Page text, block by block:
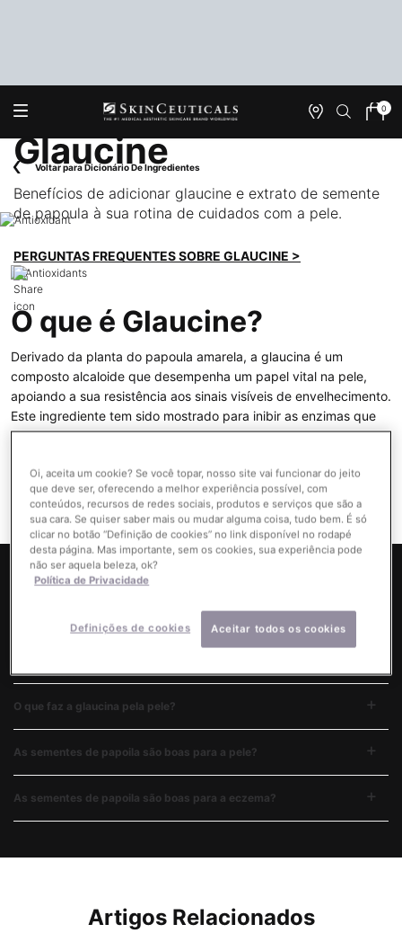
Onde
Meu
0
0
Main content
Voltar para Dicionário De Ingredientes
Glaucine
Benefícios de adicionar glaucine e extrato de semente
de papoula à sua rotina de cuidados com a pele.
PERGUNTAS FREQUENTES SOBRE GLAUCINE >
O que é Glaucine?
Derivado da planta do papoula amarela, a glaucina é um
composto alcaloide que desempenha um papel vital na pele,
apoiando a sua resistência aos sinais visíveis de envelhecimento.
Este ingrediente tem sido mostrado para inibir as enzimas que
comprometem as proteínas de suporte responsáveis por uma
Respostas às suas dúvidas mais frequentes sobre
Glaucine.
O que faz a glaucina pela pele?
As sementes de papoila são boas para a pele?
As sementes de papoila são boas para a eczema?
Artigos Relacionados
Oi, aceita um cookie? Se você topar, nosso site vai funcionar do jeito
que deve ser, oferecendo a melhor experiência possível, com
conteúdos, recursos de redes sociais, produtos e serviços que são a
sua cara. Se quiser saber mais ou mudar alguma coisa, tudo bem. É só
clicar no botão “Definição de cookies” no link disponível no rodapé
desta página. Mas importante, sem os cookies, sua experiência pode
não ser aquela beleza, ok?
Política de Privacidade
Definições de cookies Aceitar todos os cookies